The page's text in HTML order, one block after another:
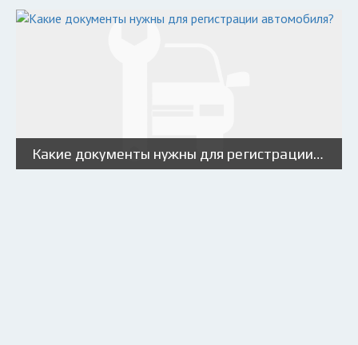
Какие документы нужны для регистрации автомобиля?